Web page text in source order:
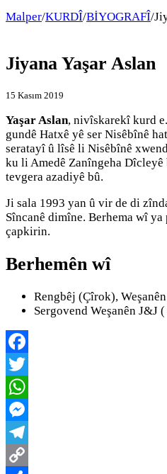
Malper/KURDÎ/BİYOGRAFÎ/
Jiyana Yaşar Aslan
15 Kasım 2019
Yaşar Aslan, nivîskarekî kurd
gundê Hatxê yê ser Nisêbînê
seratayî û lîsê li Nisêbînê
ku li Amedê Zanîngeha
tevgera azadiyê bû.
Ji sala 1993 yan û vir de di
Sîncanê dimîne. Berhema wî ya
çapkirin.
Berhemên wî
Rengbêj (Çîrok),
Sergovend Weşanên J&J
Facebook
Twitter
WhatsApp
Messenger
Telegram